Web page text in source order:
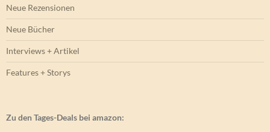
Neue Rezensionen
Neue Bücher
Interviews + Artikel
Features + Storys
Zu den Tages-Deals bei amazon: